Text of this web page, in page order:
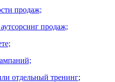
продаж;
продаж;
отдельный тренинг;